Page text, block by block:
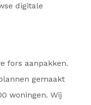
digitale
fors aanpakken.
gemaakt
woningen. Wij